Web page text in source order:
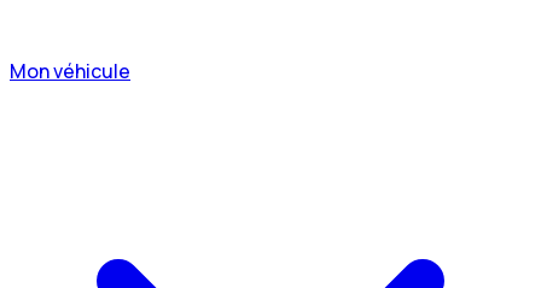
Mon véhicule